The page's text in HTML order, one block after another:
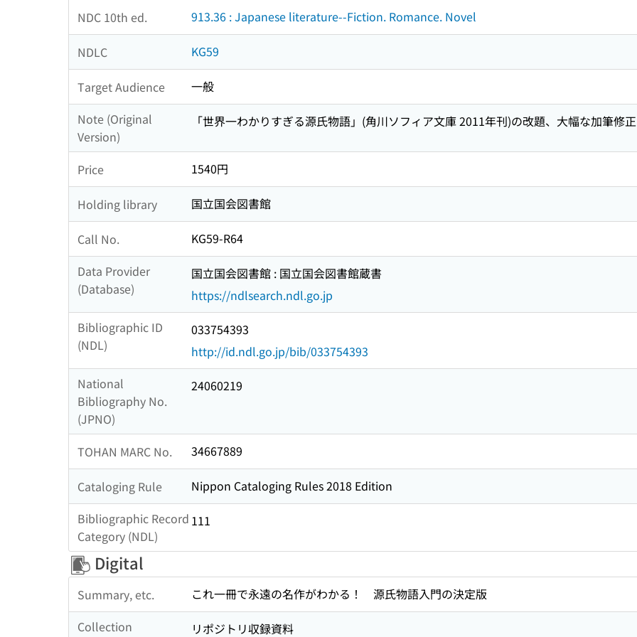
NDC 10th ed. 913.36 : Japanese literature--Fiction. Romance. Novel
NDLC KG59
Target Audience
一般
Note (Original
Version)
「世界一わかりすぎる源氏物語」(角川ソフィア文庫 2011年刊)の改題、大幅な加筆修
Price 1540円
Holding library 国立国会図書館
Call No.
KG59-R64
Data Provider
(Database)
国立国会図書館 : 国立国会図書館蔵書
https://ndlsearch.ndl.go.jp
Bibliographic ID
(NDL)
033754393
http://id.ndl.go.jp/bib/033754393
National
Bibliography No.
(JPNO)
24060219
TOHAN MARC No. 34667889
Cataloging Rule
Nippon Cataloging Rules 2018 Edition
Bibliographic Record
Category (NDL)
111
Digital
Summary, etc.
これ一冊で永遠の名作がわかる！ 源氏物語入門の決定版
Collection
リポジトリ収録資料